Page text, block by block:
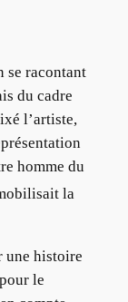
se racontant
du cadre
l’artiste,
homme du
la
une histoire
le